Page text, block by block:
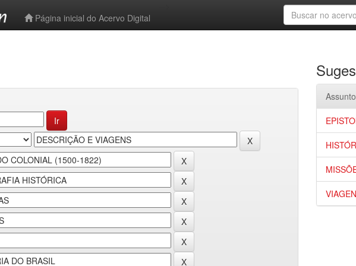
Página inicial do Acervo Digital
Assunto